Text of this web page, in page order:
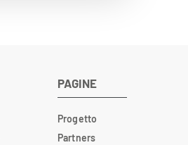
PAGINE
Progetto
Partners